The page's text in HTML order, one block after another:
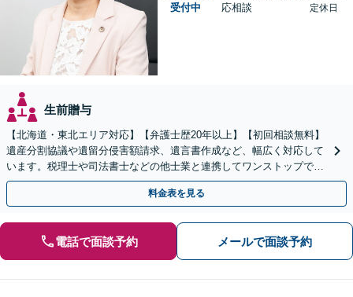
受付中
応相談
定休日
生前贈与
【北海道・東北エリア対応】【弁護士歴20年以上】【初回相談無料】
遺産分割協議や遺留分侵害額請求、遺言書作成など、幅広く対応して
います。税理士や司法書士などの他士業と連携してワンストップでの
解決が可能です。ぜひご相談ください。
料金表を見る
電話で面談予約 メールで面談予約